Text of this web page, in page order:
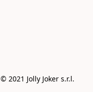
© 2021 Jolly Joker s.r.l.